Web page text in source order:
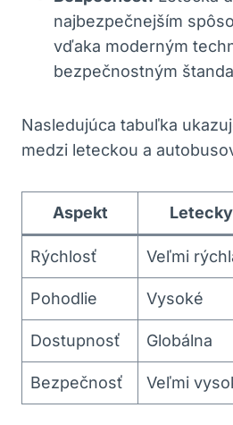
najbezpečnejším
vďaka moderným
bezpečnostným
Nasledujúca tabuľka
medzi leteckou a
Aspekt Letecky
Rýchlosť Veľmi
Pohodlie Vysoké
Dostupnosť Globálna
Bezpečnosť Veľmi